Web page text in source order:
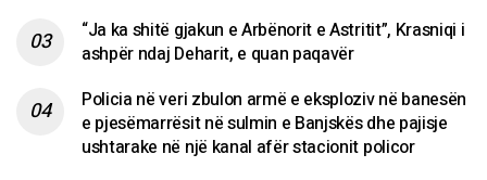
“Ja ka shitë gjakun e Arbënorit e Astritit”, Krasniqi i
ashpër ndaj Deharit, e quan paqavër
Policia në veri zbulon armë e eksploziv në banesën
e pjesëmarrësit në sulmin e Banjskës dhe pajisje
ushtarake në një kanal afër stacionit policor